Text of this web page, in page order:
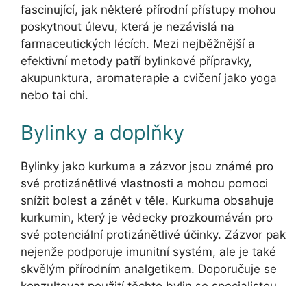
fascinující, jak některé přírodní přístupy mohou
poskytnout úlevu, která je nezávislá na
farmaceutických lécích. Mezi nejběžnější a
efektivní metody patří bylinkové přípravky,
akupunktura, aromaterapie a cvičení jako yoga
nebo tai chi.
Bylinky a doplňky
Bylinky jako kurkuma a zázvor jsou známé pro
své protizánětlivé vlastnosti a mohou pomoci
snížit bolest a zánět v těle. Kurkuma obsahuje
kurkumin, který je vědecky prozkoumáván pro
své potenciální protizánětlivé účinky. Zázvor pak
nejenže podporuje imunitní systém, ale je také
skvělým přírodním analgetikem. Doporučuje se